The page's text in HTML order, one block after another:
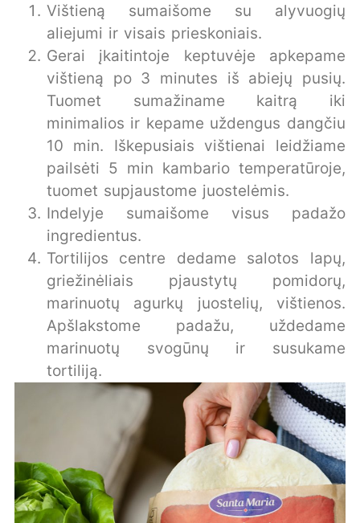
Vištieną sumaišome su alyvuogių
aliejumi ir visais prieskoniais.
Gerai įkaitintoje keptuvėje apkepame
vištieną po 3 minutes iš abiejų pusių.
Tuomet sumažiname kaitrą iki
minimalios ir kepame uždengus dangčiu
10 min. Iškepusiais vištienai leidžiame
pailsėti 5 min kambario temperatūroje,
tuomet supjaustome juostelėmis.
Indelyje sumaišome visus padažo
ingredientus.
Tortilijos centre dedame salotos lapų,
griežinėliais pjaustytų pomidorų,
marinuotų agurkų juostelių, vištienos.
Apšlakstome padažu, uždedame
marinuotų svogūnų ir susukame
tortiliją.